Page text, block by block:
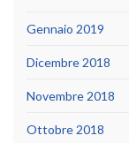
Gennaio 2019
Dicembre 2018
Novembre 2018
Ottobre 2018